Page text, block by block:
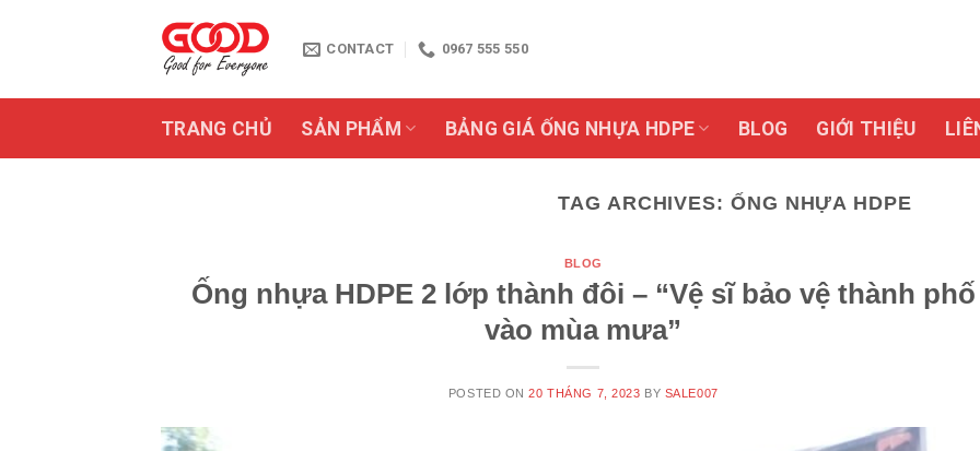
CONTACT 0967 555 550
TRANG CHỦ SẢN PHẨM BẢNG GIÁ ỐNG NHỰA HDPE BLOG GIỚI THIỆU
TAG ARCHIVES: ỐNG NHỰA HDPE
BLOG
Ống nhựa HDPE 2 lớp thành đôi – “Vệ sĩ bảo vệ thành phố
vào mùa mưa”
POSTED ON20 THÁNG 7, 2023 BY SALE007